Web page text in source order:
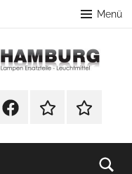
Menü
FacebookTikTok Webshop